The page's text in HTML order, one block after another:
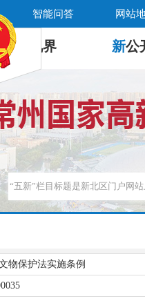
智能问答 网站
新 视界 新公
物保护法实施条例